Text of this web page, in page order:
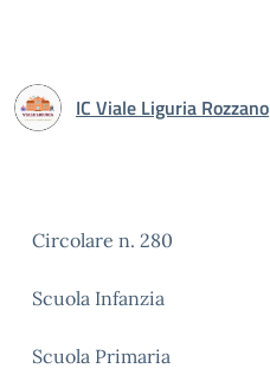
IC Viale Liguria Rozzano
Circolare n. 280
Scuola Infanzia
Scuola Primaria